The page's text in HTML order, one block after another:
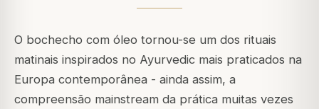
O bochecho com óleo tornou-se um dos rituais
matinais inspirados no Ayurvedic mais praticados na
Europa contemporânea - ainda assim, a
compreensão mainstream da prática muitas vezes